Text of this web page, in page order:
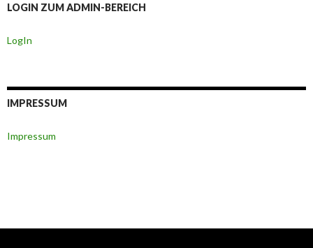
LOGIN ZUM ADMIN-BEREICH
LogIn
IMPRESSUM
Impressum